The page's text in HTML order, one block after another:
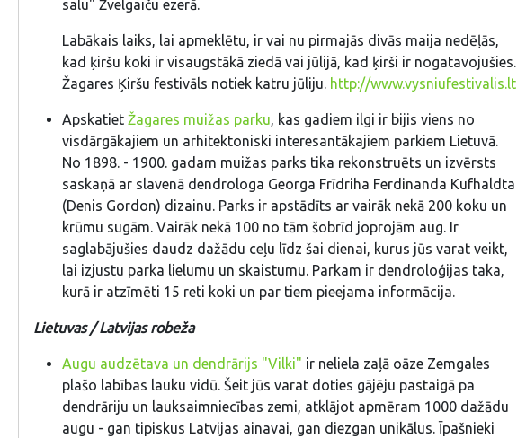
salu" Žvelgaiču ezerā.
Labākais laiks, lai apmeklētu, ir vai nu pirmajās divās maija nedēļās,
kad ķiršu koki ir visaugstākā ziedā vai jūlijā, kad ķirši ir nogatavojušies.
Žagares Ķiršu festivāls notiek katru jūliju. http://www.vysniufestivalis.lt
Apskatiet Žagares muižas parku, kas gadiem ilgi ir bijis viens no
visdārgākajiem un arhitektoniski interesantākajiem parkiem Lietuvā.
No 1898. - 1900. gadam muižas parks tika rekonstruēts un izvērsts
saskaņā ar slavenā dendrologa Georga Frīdriha Ferdinanda Kufhaldta
(Denis Gordon) dizainu. Parks ir apstādīts ar vairāk nekā 200 koku un
krūmu sugām. Vairāk nekā 100 no tām šobrīd joprojām aug. Ir
saglabājušies daudz dažādu ceļu līdz šai dienai, kurus jūs varat veikt,
lai izjustu parka lielumu un skaistumu. Parkam ir dendroloģijas taka,
kurā ir atzīmēti 15 reti koki un par tiem pieejama informācija.
Lietuvas / Latvijas robeža
Augu audzētava un dendrārijs "Vilki" ir neliela zaļā oāze Zemgales
plašo labības lauku vidū. Šeit jūs varat doties gājēju pastaigā pa
dendrāriju un lauksaimniecības zemi, atklājot apmēram 1000 dažādu
augu - gan tipiskus Latvijas ainavai, gan diezgan unikālus. Īpašnieki